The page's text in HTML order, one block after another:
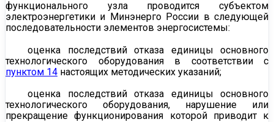
функционального узла проводится субъектом
электроэнергетики и Минэнерго России в следующей
последовательности элементов энергосистемы:
оценка последствий отказа единицы основного
технологического оборудования в соответствии с
пунктом 14 настоящих методических указаний;
оценка последствий отказа единицы основного
технологического оборудования, нарушение или
прекращение функционирования которой приводит к